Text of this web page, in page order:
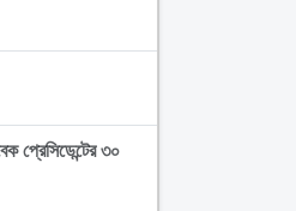
প্রেসিডেন্টের ৩০